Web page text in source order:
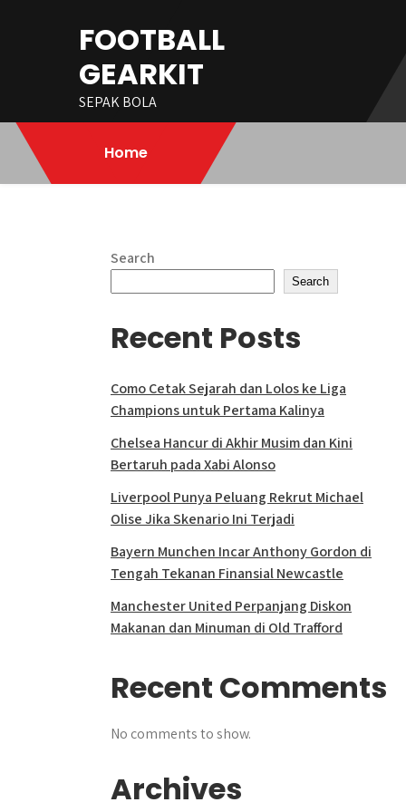
FOOTBALL
GEARKIT
SEPAK BOLA
Home
Search
Search
Recent Posts
Como Cetak Sejarah dan Lolos ke Liga
Champions untuk Pertama Kalinya
Chelsea Hancur di Akhir Musim dan Kini
Bertaruh pada Xabi Alonso
Liverpool Punya Peluang Rekrut Michael
Olise Jika Skenario Ini Terjadi
Bayern Munchen Incar Anthony Gordon di
Tengah Tekanan Finansial Newcastle
Manchester United Perpanjang Diskon
Makanan dan Minuman di Old Trafford
Recent Comments
No comments to show.
Archives